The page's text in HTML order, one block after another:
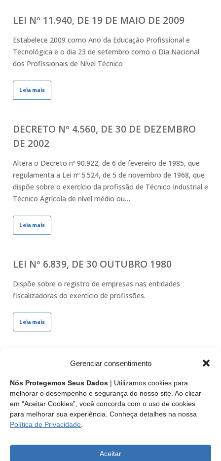
Gerenciar consentimento
Nós Protegemos Seus Dados | Utilizamos cookies para
melhorar o desempenho e segurança do nosso site. Ao clicar
em “Aceitar Cookies”, você concorda com o uso de cookies
para melhorar sua experiência. Conheça detalhes na nossa
Política de Privacidade
Aceitar
LEI Nº 11.940, DE 19 DE MAIO DE 2009
Estabelece 2009 como Ano da Educação Profissional e
Tecnológica e o dia 23 de setembro como o Dia Nacional
dos Profissionais de Nível Técnico
Leia mais
DECRETO Nº 4.560, DE 30 DE DEZEMBRO
DE 2002
Altera o Decreto nº 90.922, de 6 de fevereiro de 1985, que
regulamenta a Lei nº 5.524, de 5 de novembro de 1968, que
dispõe sobre o exercício da profissão de Técnico Industrial e
Técnico Agrícola de nível médio ou…
Leia mais
LEI Nº 6.839, DE 30 OUTUBRO 1980
Dispõe sobre o registro de empresas nas entidades
fiscalizadoras do exercício de profissões.
Leia mais
LEI N° 5.524, DE 5 DE NOVEMBRO DE 1968
Dispõe sobre o exercício da profissão de Técnico Industrial
de nível médio.
Leia mais